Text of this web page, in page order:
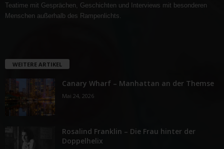
Teatime mit Gesprächen, Geschichten und Interviews mit besonderen
Menschen außerhalb des Rampenlichts.
WEITERE ARTIKEL
Canary Wharf – Manhattan an der Themse
Mai 24, 2026
Rosalind Franklin – Die Frau hinter der
Doppelhelix